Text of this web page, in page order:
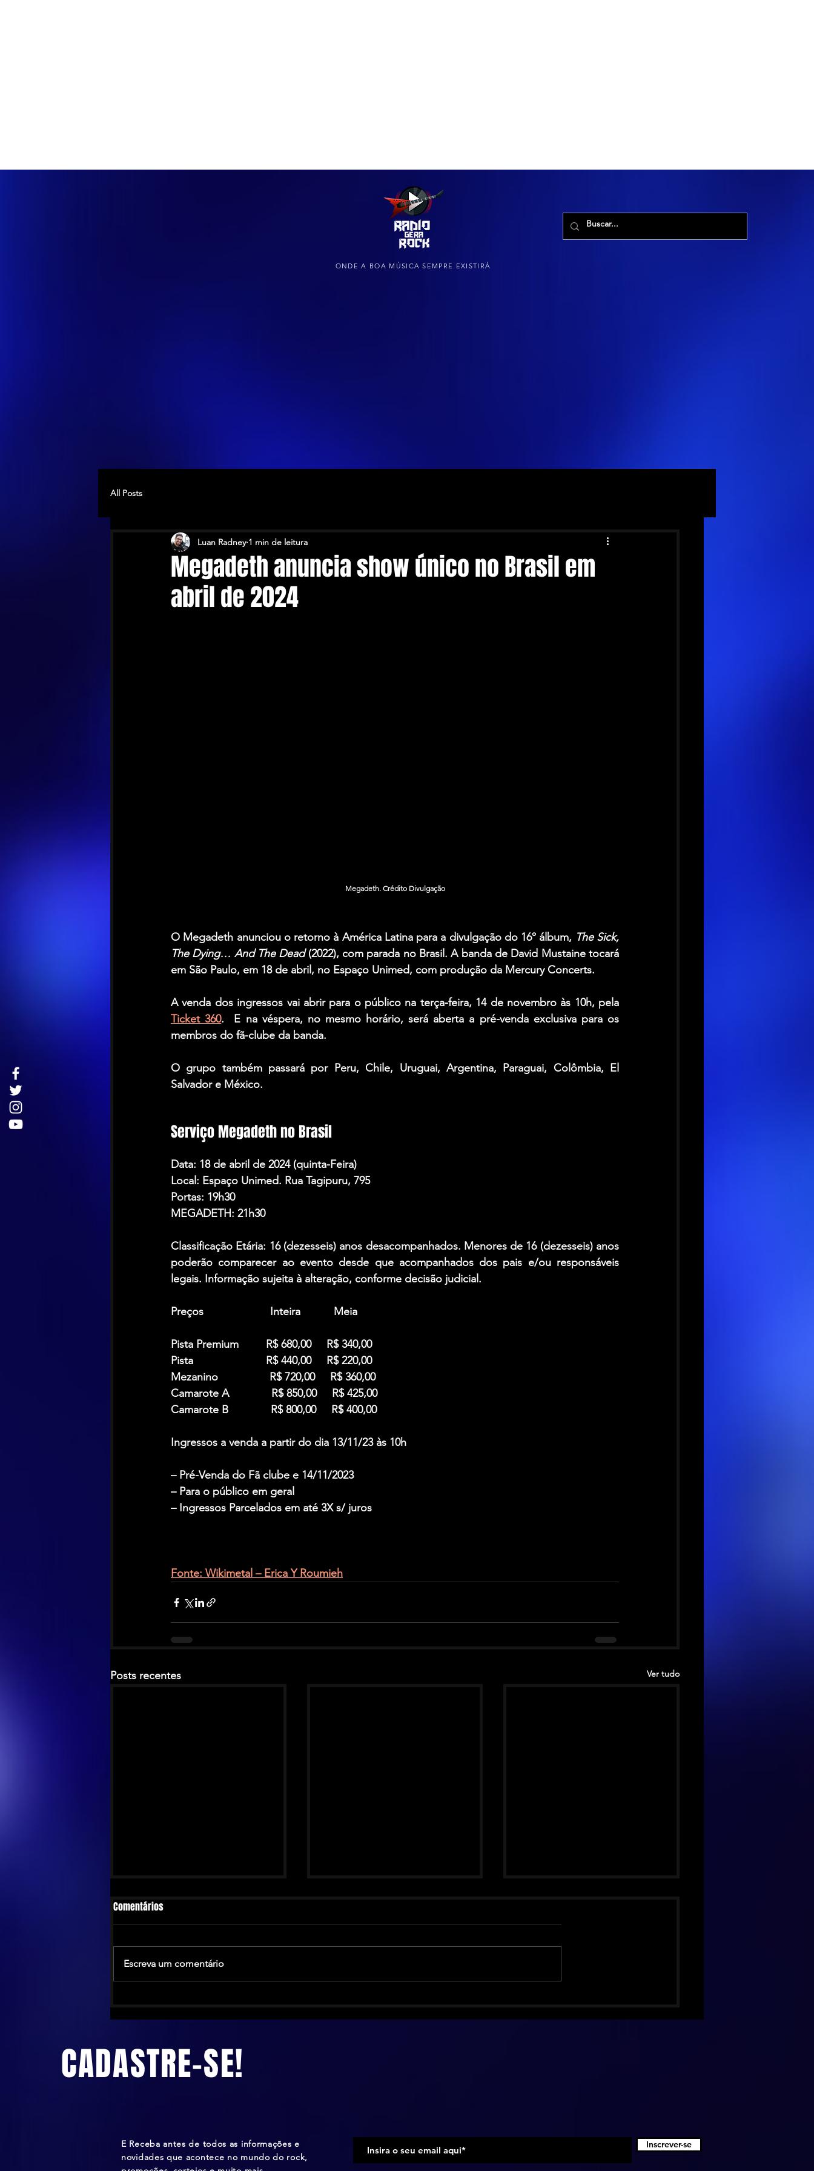
ONDE A BOA MÚSICA SEMPRE EXISTIRÁ
All Posts
Megadeth anuncia show único no Brasil em
abril de 2024
Luan Radney 1 min de leitura
Megadeth. Crédito Divulgação
O Megadeth anunciou o retorno à América Latina para a divulgação do 16º álbum, The Sick,
The Dying… And The Dead (2022), com parada no Brasil. A banda de David Mustaine tocará
em São Paulo, em 18 de abril, no Espaço Unimed, com produção da Mercury Concerts.
Ticket 360.  E na véspera, no mesmo horário, será aberta a pré-venda exclusiva para os
membros do fã-clube da banda.
O grupo também passará por Peru, Chile, Uruguai, Argentina, Paraguai, Colômbia, El
Salvador e México.
Serviço Megadeth no Brasil
Data: 18 de abril de 2024 (quinta-Feira)
Local: Espaço Unimed. Rua Tagipuru, 795
Portas: 19h30
MEGADETH: 21h30
Classificação Etária: 16 (dezesseis) anos desacompanhados. Menores de 16 (dezesseis) anos
poderão comparecer ao evento desde que acompanhados dos pais e/ou responsáveis
legais. Informação sujeita à alteração, conforme decisão judicial.
Preços                      Inteira           Meia
Pista Premium         R$ 680,00     R$ 340,00
Pista                        R$ 440,00     R$ 220,00
Mezanino                 R$ 720,00     R$ 360,00
Camarote A              R$ 850,00     R$ 425,00
Camarote B              R$ 800,00     R$ 400,00
Ingressos a venda a partir do dia 13/11/23 às 10h
– Pré-Venda do Fã clube e 14/11/2023
– Para o público em geral
– Ingressos Parcelados em até 3X s/ juros
Fonte: Wikimetal – Erica Y Roumieh
Posts recentes Ver tudo
Comentários
Escreva um comentário
CADASTRE-SE!
E Receba antes de todos as informações e
novidades que acontece no mundo do rock,
Inscrever-se